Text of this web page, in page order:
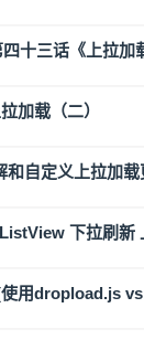
十三话《上拉加
加载（二）
自定义上拉加载
下拉刷新
用dropload.js